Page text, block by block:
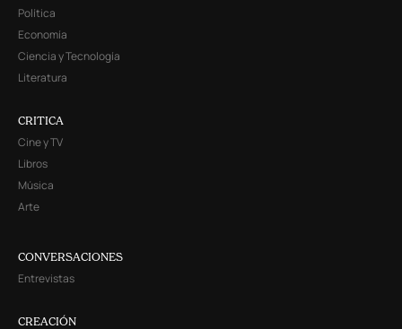
Política
Economía
Ciencia y Tecnología
Literatura
CRITICA
Cine y TV
Libros
Música
Arte
CONVERSACIONES
Entrevistas
CREACIÓN